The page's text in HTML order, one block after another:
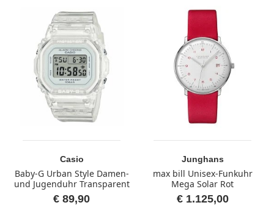
Casio
Baby-G Urban Style Damen-
und Jugenduhr Transparent
€ 89,90
Junghans
max bill Unisex-Funkuhr
Mega Solar Rot
€ 1.125,00